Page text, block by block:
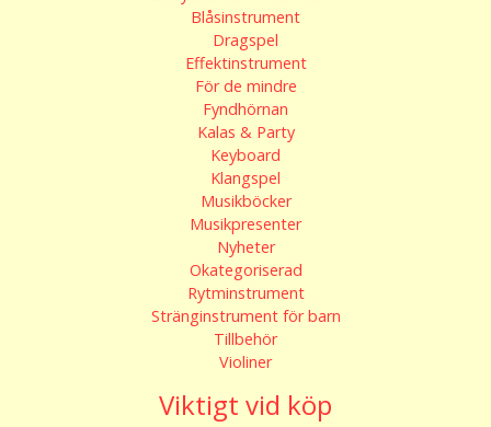
Blåsinstrument
Dragspel
Effektinstrument
För de mindre
Fyndhörnan
Kalas & Party
Keyboard
Klangspel
Musikböcker
Musikpresenter
Nyheter
Okategoriserad
Rytminstrument
Stränginstrument för barn
Tillbehör
Violiner
Viktigt vid köp